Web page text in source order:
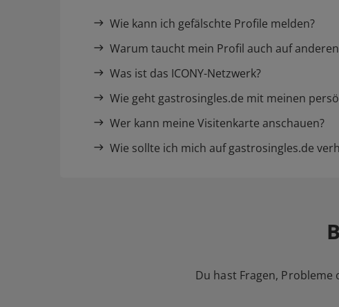
Wie kann ich gefälschte Profile melden?
Warum taucht mein Profil auch auf
Was ist das ICONY-Netzwerk?
Wie geht gastrosingles.de mit meinen
Wer kann meine Visitenkarte anschauen?
Wie sollte ich mich auf gastrosingles.de
Du hast Fragen,